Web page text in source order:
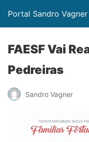
Portal Sandro Vagner
FAESF Vai
Pedreiras
Sandro Vagner